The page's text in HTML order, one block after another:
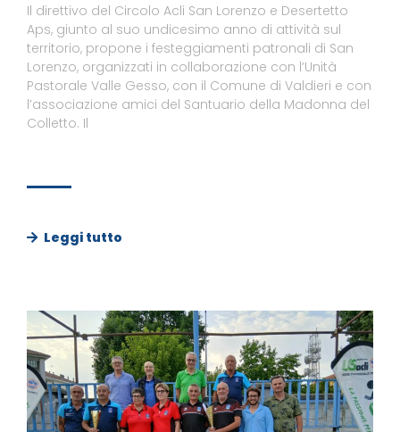
Il direttivo del Circolo Acli San Lorenzo e Desertetto
Aps, giunto al suo undicesimo anno di attività sul
territorio, propone i festeggiamenti patronali di San
Lorenzo, organizzati in collaborazione con l’Unità
Pastorale Valle Gesso, con il Comune di Valdieri e con
l’associazione amici del Santuario della Madonna del
Colletto. Il
Leggi tutto